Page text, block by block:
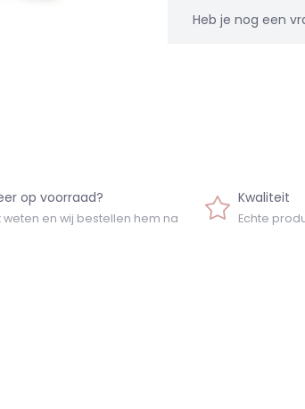
Heb je nog een
op voorraad?
weten en wij bestellen hem na
Kwaliteit
Echte